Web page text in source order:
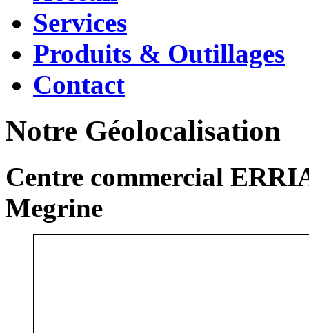
Services
Produits & Outillages
Contact
Notre Géolocalisation
Centre commercial
Megrine